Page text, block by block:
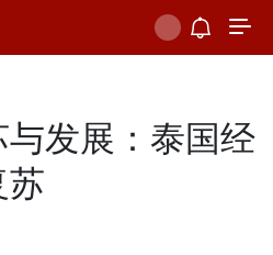
发展：泰国经